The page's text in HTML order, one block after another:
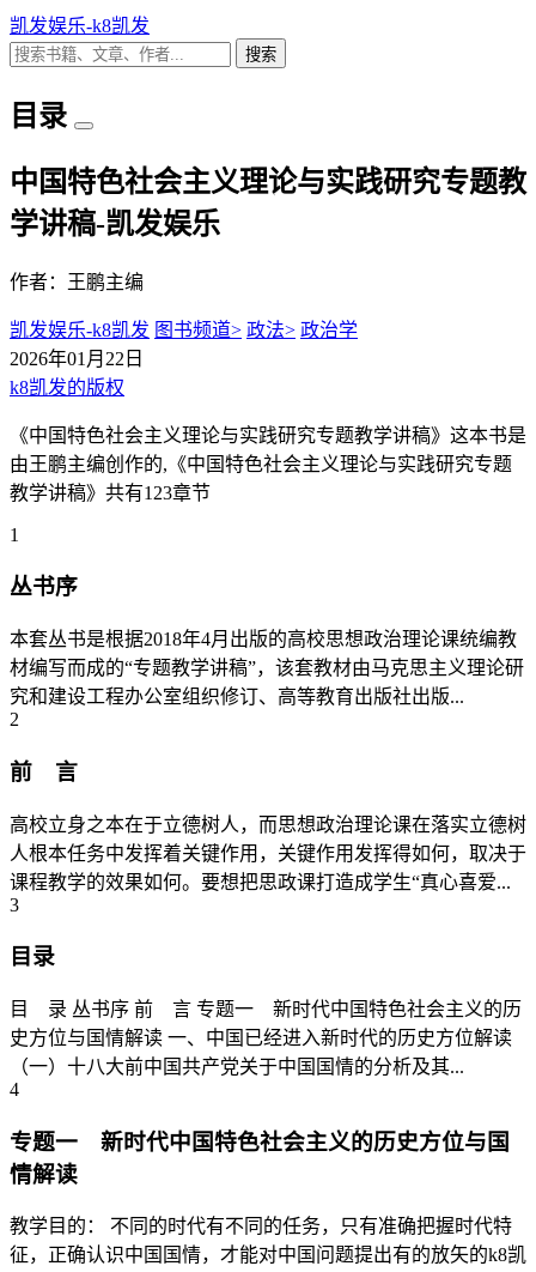
凯发娱乐-k8凯发
搜索
目录
中国特色社会主义理论与实践研究专题教
学讲稿-凯发娱乐
作者：王鹏主编
凯发娱乐-k8凯发 图书频道> 政法> 政治学
2026年01月22日
k8凯发的版权
《中国特色社会主义理论与实践研究专题教学讲稿》这本书是
由王鹏主编创作的,《中国特色社会主义理论与实践研究专题
教学讲稿》共有123章节
1
丛书序
本套丛书是根据2018年4月出版的高校思想政治理论课统编教
材编写而成的“专题教学讲稿”，该套教材由马克思主义理论研
究和建设工程办公室组织修订、高等教育出版社出版...
2
前 言
高校立身之本在于立德树人，而思想政治理论课在落实立德树
人根本任务中发挥着关键作用，关键作用发挥得如何，取决于
课程教学的效果如何。要想把思政课打造成学生“真心喜爱...
3
目录
目 录 丛书序 前 言 专题一 新时代中国特色社会主义的历
史方位与国情解读 一、中国已经进入新时代的历史方位解读
（一）十八大前中国共产党关于中国国情的分析及其...
4
专题一 新时代中国特色社会主义的历史方位与国
情解读
教学目的： 不同的时代有不同的任务，只有准确把握时代特
征，正确认识中国国情，才能对中国问题提出有的放矢的k8凯